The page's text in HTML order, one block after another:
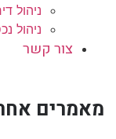
ניהול
ניהול
צור קשר
מאמרים